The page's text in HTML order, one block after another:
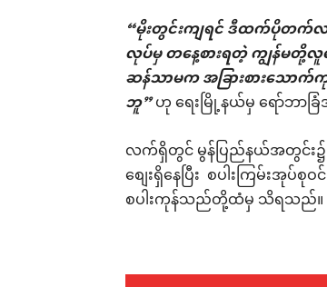
“မိုးတွင်းကျရင် ဒီထက်ပိုတက်
လုပ်မှ တနေ့စားရတဲ့ ကျွန်မ
ဆန်သာမက အခြားစားသေ
ဘူ”ဟု ရေးမြို့နယ်မှ ရော်ဘာခ
လက်ရှိတွင် မွန်ပြည်နယ်အတွင်း၌ စ
စျေးရှိနေပြီး စပါးကြမ်းအုပ်
စပါးကုန်သည်တို့ထံမှ သိရသည်။